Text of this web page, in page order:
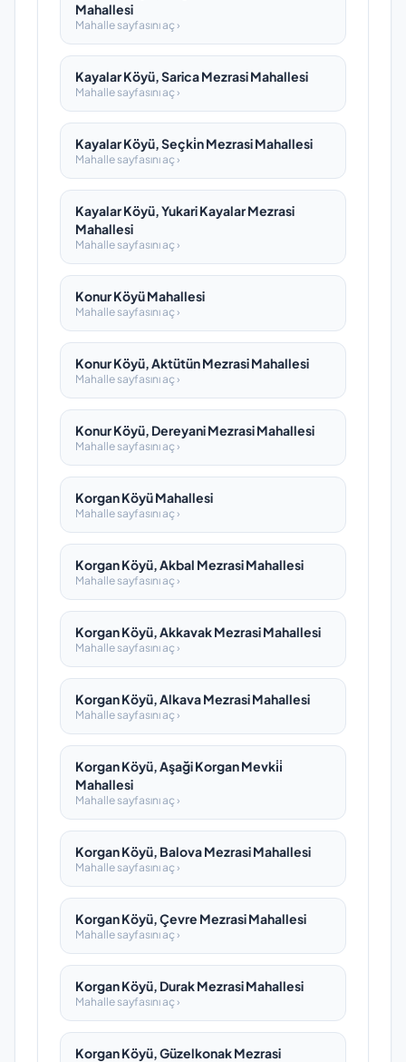
Mahallesi
Mahalle sayfasını aç ›
Kayalar Köyü, Sarica Mezrasi Mahallesi
Mahalle sayfasını aç ›
Kayalar Köyü, Seçki̇n Mezrasi Mahallesi
Mahalle sayfasını aç ›
Kayalar Köyü, Yukari Kayalar Mezrasi
Mahallesi
Mahalle sayfasını aç ›
Konur Köyü Mahallesi
Mahalle sayfasını aç ›
Konur Köyü, Aktütün Mezrasi Mahallesi
Mahalle sayfasını aç ›
Konur Köyü, Dereyani Mezrasi Mahallesi
Mahalle sayfasını aç ›
Korgan Köyü Mahallesi
Mahalle sayfasını aç ›
Korgan Köyü, Akbal Mezrasi Mahallesi
Mahalle sayfasını aç ›
Korgan Köyü, Akkavak Mezrasi Mahallesi
Mahalle sayfasını aç ›
Korgan Köyü, Alkava Mezrasi Mahallesi
Mahalle sayfasını aç ›
Korgan Köyü, Aşaği Korgan Mevki̇i̇
Mahallesi
Mahalle sayfasını aç ›
Korgan Köyü, Balova Mezrasi Mahallesi
Mahalle sayfasını aç ›
Korgan Köyü, Çevre Mezrasi Mahallesi
Mahalle sayfasını aç ›
Korgan Köyü, Durak Mezrasi Mahallesi
Mahalle sayfasını aç ›
Korgan Köyü, Güzelkonak Mezrasi